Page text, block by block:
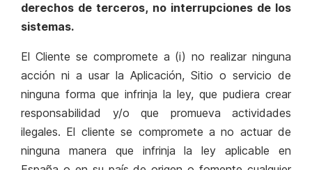
derechos de terceros, no interrupciones de los
sistemas.
El Cliente se compromete a (i) no realizar ninguna
acción ni a usar la Aplicación, Sitio o servicio de
ninguna forma que infrinja la ley, que pudiera crear
responsabilidad y/o que promueva actividades
ilegales. El cliente se compromete a no actuar de
ninguna manera que infrinja la ley aplicable en